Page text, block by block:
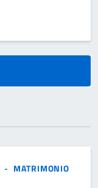
- MATRIMONIO